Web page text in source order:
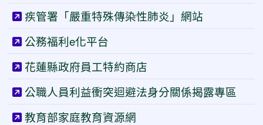
疾管署「嚴重特殊傳染性肺炎」網站
公務福利e化平台
花蓮縣政府員工特約商店
公職人員利益衝突迴避法身分關係揭露專區
教育部家庭教育資源網